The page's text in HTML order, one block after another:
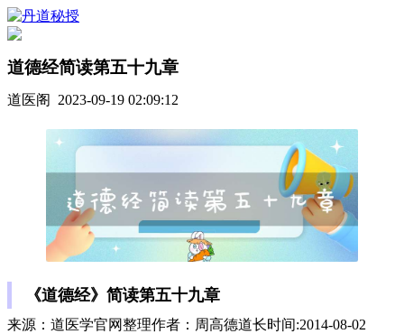
道德经简读第五十九章
道医阁 2023-09-19 02:09:12
《道德经》简读第五十九章
来源：道医学官网整理作者：周高德道长时间:2014-08-02